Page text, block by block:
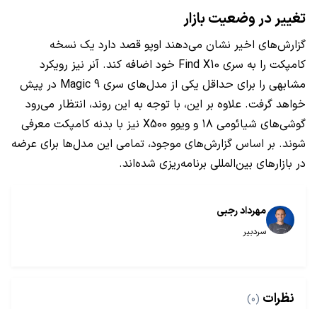
تغییر در وضعیت بازار
گزارش‌های اخیر نشان می‌دهند اوپو قصد دارد یک نسخه
کامپکت را به سری Find X10 خود اضافه کند. آنر نیز رویکرد
مشابهی را برای حداقل یکی از مدل‌های سری Magic 9 در پیش
خواهد گرفت. علاوه بر این، با توجه به این روند، انتظار می‌رود
گوشی‌های شیائومی ۱۸ و ویوو X500 نیز با بدنه کامپکت معرفی
شوند. بر اساس گزارش‌های موجود، تمامی این مدل‌ها برای عرضه
در بازارهای بین‌المللی برنامه‌ریزی شده‌اند.
مهرداد رجبی
سردبیر
نظرات (0)